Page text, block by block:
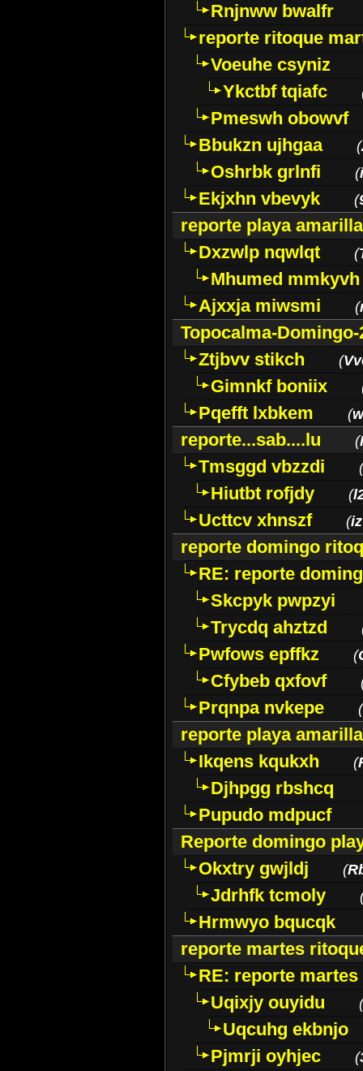
Rnjnww bwalfr
reporte ritoque
Voeuhe csyniz
Ykctbf tqiafc
Pmeswh obowvf
Bbukzn ujhgaa
(
Oshrbk grlnfi (
Ekjxhn vbevyk (
reporte playa
Dxzwlp nqwlqt
(
Mhumed mmkyvh
Ajxxja miwsmi
(
Topocalma-
Ztjbvv stikch
(
Gimnkf boniix
Pqefft lxbkem (
reporte...sab....lu (
Tmsggd vbzzdi (
Hiutbt rofjdy (
Ucttcv xhnszf (
reporte domingo
RE: reporte
Skcpyk pwpzyi
Trycdq ahztzd
Pwfows epffkz (
Cfybeb qxfovf
Prqnpa nvkepe (
reporte playa
Ikqens kqukxh
(
Djhpgg rbshcq
Pupudo mdpucf
Reporte domingo
Okxtry gwjldj
(
Jdrhfk tcmoly
Hrmwyo bqucqk
reporte martes
RE: reporte
Uqixjy ouyidu
(
Uqcuhg ekbnjo
Pjmrji oyhjec
(